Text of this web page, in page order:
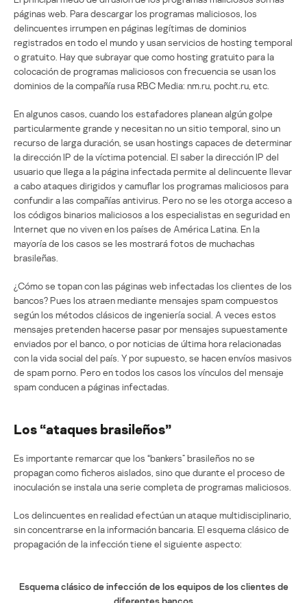
páginas web. Para descargar los programas maliciosos, los
delincuentes irrumpen en páginas legítimas de dominios
registrados en todo el mundo y usan servicios de hosting temporal
o gratuito. Hay que subrayar que como hosting gratuito para la
colocación de programas maliciosos con frecuencia se usan los
dominios de la compañía rusa RBC Media: nm.ru, pocht.ru, etc.
En algunos casos, cuando los estafadores planean algún golpe
particularmente grande y necesitan no un sitio temporal, sino un
recurso de larga duración, se usan hostings capaces de determinar
la dirección IP de la víctima potencial. El saber la dirección IP del
usuario que llega a la página infectada permite al delincuente llevar
a cabo ataques dirigidos y camuflar los programas maliciosos para
confundir a las compañías antivirus. Pero no se les otorga acceso a
los códigos binarios maliciosos a los especialistas en seguridad en
Internet que no viven en los países de América Latina. En la
mayoría de los casos se les mostrará fotos de muchachas
brasileñas.
¿Cómo se topan con las páginas web infectadas los clientes de los
bancos? Pues los atraen mediante mensajes spam compuestos
según los métodos clásicos de ingeniería social. A veces estos
mensajes pretenden hacerse pasar por mensajes supuestamente
enviados por el banco, o por noticias de última hora relacionadas
con la vida social del país. Y por supuesto, se hacen envíos masivos
de spam porno. Pero en todos los casos los vínculos del mensaje
spam conducen a páginas infectadas.
Los “ataques brasileños”
Es importante remarcar que los “bankers” brasileños no se
propagan como ficheros aislados, sino que durante el proceso de
inoculación se instala una serie completa de programas maliciosos.
Los delincuentes en realidad efectúan un ataque multidisciplinario,
sin concentrarse en la información bancaria. El esquema clásico de
propagación de la infección tiene el siguiente aspecto:
Esquema clásico de infección de los equipos de los clientes de
diferentes bancos